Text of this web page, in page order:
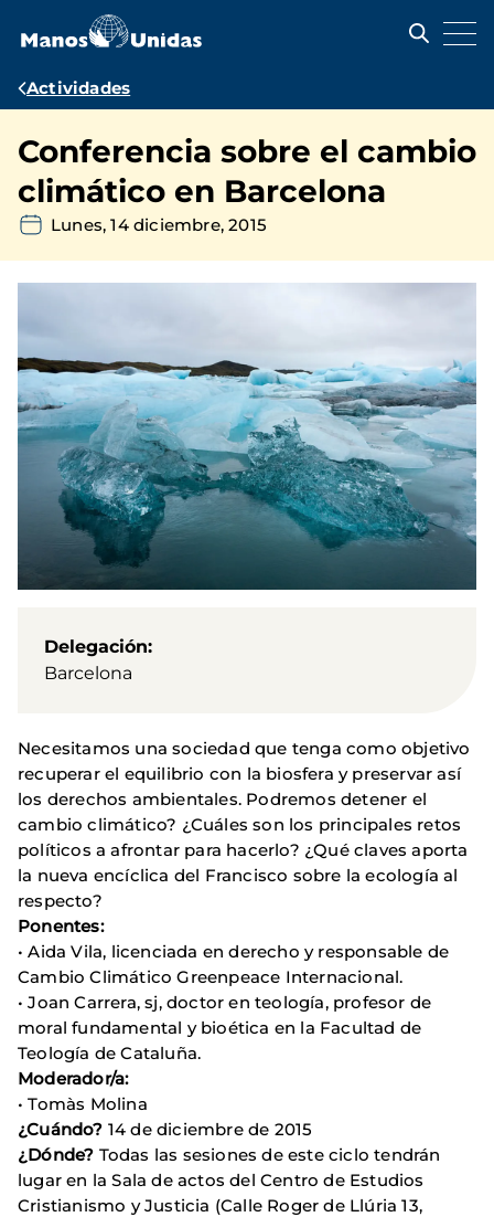
contenido
Ruta
navegación
Actividades
Conferencia sobre el cambio
climático en Barcelona
Lunes, 14 diciembre, 2015
Delegación
Barcelona
Necesitamos una sociedad que tenga como objetivo
recuperar el equilibrio con la biosfera y preservar así
los derechos ambientales. Podremos detener el
cambio climático? ¿Cuáles son los principales retos
políticos a afrontar para hacerlo? ¿Qué claves aporta
la nueva encíclica del Francisco sobre la ecología al
respecto?
Ponentes:
• Aida Vila, licenciada en derecho y responsable de
Cambio Climático Greenpeace Internacional.
• Joan Carrera, sj, doctor en teología, profesor de
moral fundamental y bioética en la Facultad de
Teología de Cataluña.
Moderador/a:
• Tomàs Molina
¿Cuándo? 14 de diciembre de 2015
¿Dónde? Todas las sesiones de este ciclo tendrán
lugar en la Sala de actos del Centro de Estudios
Cristianismo y Justicia (Calle Roger de Llúria 13,